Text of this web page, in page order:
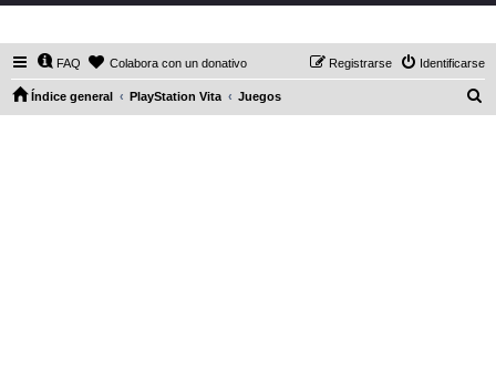
FAQ Colabora con un donativo Identificarse
Registrarse
Índice general PlayStation Vita Juegos